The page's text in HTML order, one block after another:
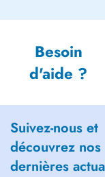
Besoin
d'aide ?
Suivez-nous et
découvrez nos
dernières